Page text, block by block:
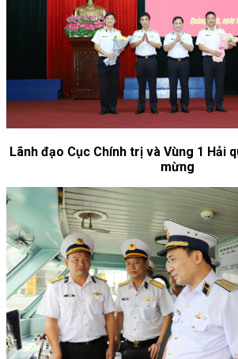
Lãnh đạo Cục Chính trị và Vùng 1 Hải
mừng